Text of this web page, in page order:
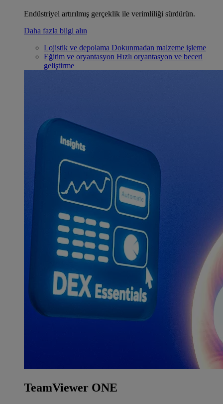
Endüstriyel artırılmış gerçeklik ile verimliliği sürdürün.
Daha fazla bilgi alın
Lojistik ve depolama Dokunmadan malzeme işleme
Eğitim ve oryantasyon Hızlı oryantasyon ve beceri
geliştirme
TeamViewer ONE